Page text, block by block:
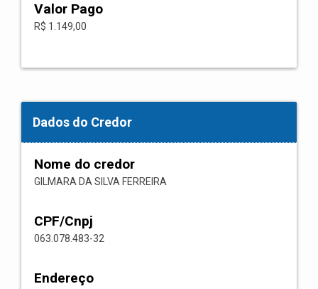
Valor Pago
R$ 1.149,00
Dados do Credor
Nome do credor
GILMARA DA SILVA FERREIRA
CPF/Cnpj
063.078.483-32
Endereço